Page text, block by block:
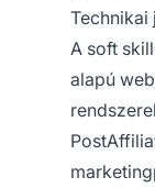
Technikai
A soft
alapú